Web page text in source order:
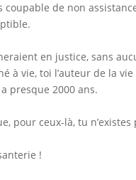
coupable de non
en justice, sans
à vie, toi l’auteur de la
presque 2000 ans.
pour ceux-là, tu
!